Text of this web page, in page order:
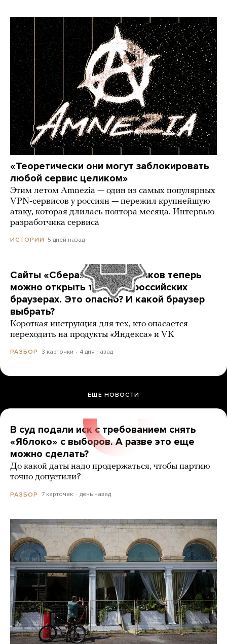
«Теоретически они могут заблокировать
любой сервис целиком»
Этим летом Amnezia — один из самых популярных
VPN-сервисов у россиян — пережил крупнейшую
атаку, которая длилась полтора месяца. Интервью
разработчика сервиса
ИСТОРИИ 5 дней назад
Сайты «Сбера» и других банков теперь
можно открыть только в российских
браузерах. Это опасно? И какой браузер
выбрать?
Короткая инструкция для тех, кто опасается
переходить на продукты «Яндекса» и VK
РАЗБОР 3 карточки 4 дня назад
ЕЩЕ НОВОСТИ
В суд подали иск с требованием снять
«Яблоко» с выборов. А разве это еще
можно сделать?
До какой даты надо продержаться, чтобы партию
точно допустили?
РАЗБОР 7 карточек день назад